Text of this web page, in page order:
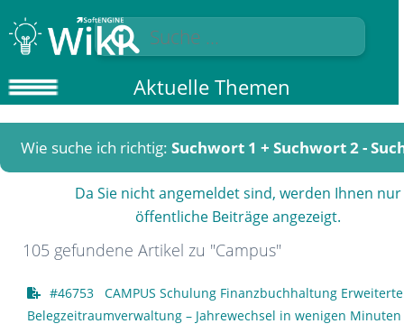
Aktuelle Themen
Wie suche ich richtig: Suchwort 1 + Suchwort 2 -
Da Sie nicht angemeldet sind, werden Ihnen nur
öffentliche Beiträge angezeigt.
105 gefundene Artikel zu "Campus"
#46753 CAMPUS Schulung Finanzbuchhaltung Erweiterte
Belegzeitraumverwaltung – Jahrewechsel in wenigen Minuten